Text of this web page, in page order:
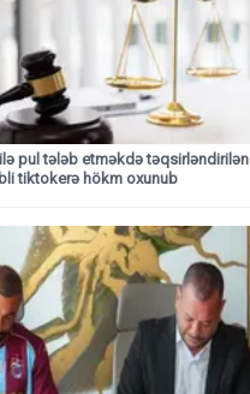
pul tələb etməkdə təqsirləndirilən
tiktokerə hökm oxunub